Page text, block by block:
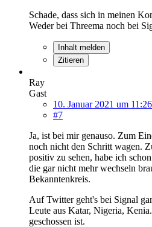
Schade, dass sich in meinen
Weder bei Threema noch bei
Inhalt melden
Zitieren
Ray
Gast
10. Januar 2021 um 11:26
#7
Ja, ist bei mir genauso. Zum
noch nicht den Schritt wagen.
positiv zu sehen, habe ich
die gar nicht mehr wechseln
Bekanntenkreis.
Auf Twitter geht's bei Signal
Leute aus Katar, Nigeria,
geschossen ist.